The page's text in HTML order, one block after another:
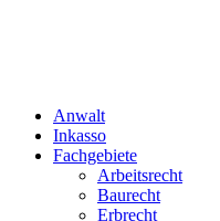
Anwalt
Inkasso
Fachgebiete
Arbeitsrecht
Baurecht
Erbrecht